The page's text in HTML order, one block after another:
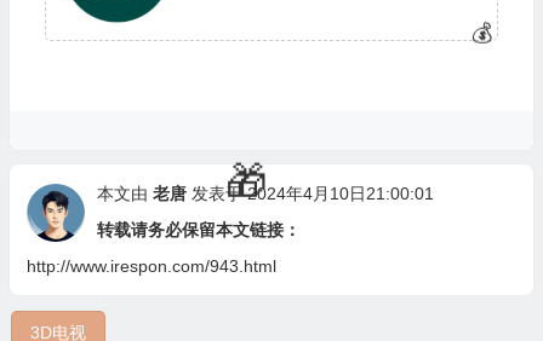
本文由 老唐发表于 2024年4月10日21:00:01
转载请务必保留本文链接：
http://www.irespon.com/943.html
3D电视